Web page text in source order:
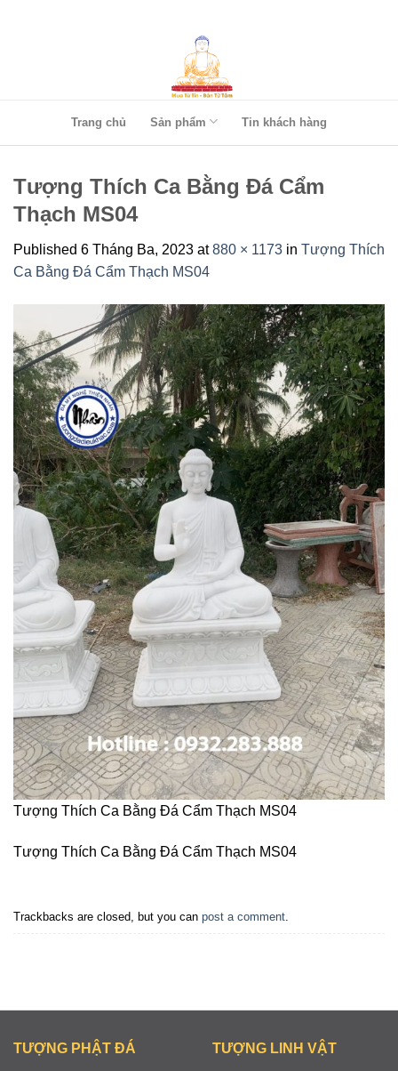
Trang chủ Sản phẩm Tin khách hàng
Tượng Thích Ca Bằng Đá Cẩm
Thạch MS04
Published 6 Tháng Ba, 2023 at880 × 1173 in Tượng Thích
Ca Bằng Đá Cẩm Thạch MS04
Tượng Thích Ca Bằng Đá Cẩm Thạch MS04
Tượng Thích Ca Bằng Đá Cẩm Thạch MS04
Trackbacks are closed, but you can post a comment.
TƯỢNG PHẬT ĐÁ TƯỢNG LINH VẬT